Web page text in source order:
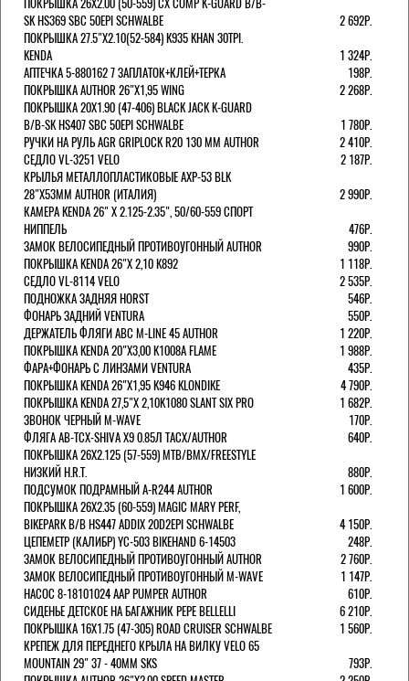
SK HS369 SBC 50EPI SCHWALBE
2 692Р.
ПОКРЫШКА 27.5"Х2.10(52-584) K935 KHAN 30TPI.
KENDA
1 324Р.
АПТЕЧКА 5-880162 7 ЗАПЛАТОК+КЛЕЙ+ТЕРКА
198Р.
ПОКРЫШКА AUTHOR 26"Х1,95 WING
2 268Р.
ПОКРЫШКА 20X1.90 (47-406) BLACK JACK K-GUARD
B/B-SK HS407 SBC 50EPI SCHWALBE
1 780Р.
РУЧКИ НА РУЛЬ AGR GRIPLOCK R20 130 ММ AUTHOR
2 410Р.
СЕДЛО VL-3251 VELO
2 187Р.
КРЫЛЬЯ МЕТАЛЛОПЛАСТИКОВЫЕ AXP-53 BLK
28"Х53ММ AUTHOR (ИТАЛИЯ)
2 990Р.
КАМЕРА KENDA 26" Х 2.125-2.35", 50/60-559 СПОРТ
НИППЕЛЬ
476Р.
ЗАМОК ВЕЛОСИПЕДНЫЙ ПРОТИВОУГОННЫЙ AUTHOR
990Р.
ПОКРЫШКА KENDA 26"Х 2,10 K892
1 118Р.
СЕДЛО VL-8114 VELO
2 535Р.
ПОДНОЖКА ЗАДНЯЯ HORST
546Р.
ФОНАРЬ ЗАДНИЙ VENTURA
550Р.
ДЕРЖАТЕЛЬ ФЛЯГИ АВС M-LINE 45 AUTHOR
1 220Р.
ПОКРЫШКА KENDA 20"Х3,00 K1008A FLAME
1 988Р.
ФАРА+ФОНАРЬ С ЛИНЗАМИ VENTURA
435Р.
ПОКРЫШКА KENDA 26"Х1,95 K946 KLONDIKE
4 790Р.
ПОКРЫШКА KENDA 27,5"Х 2,10K1080 SLANT SIX PRO
1 682Р.
ЗВОНОК ЧЕРНЫЙ M-WAVE
170Р.
ФЛЯГА AB-TCX-SHIVA X9 0.85Л TACX/AUTHOR
640Р.
ПОКРЫШКА 26X2.125 (57-559) MTB/BMX/FREESTYLE
НИЗКИЙ H.R.T.
880Р.
ПОДСУМОК ПОДРАМНЫЙ A-R244 AUTHOR
1 600Р.
ПОКРЫШКА 26X2.35 (60-559) MAGIC MARY PERF,
BIKEPARK B/B HS447 ADDIX 20D2EPI SCHWALBE
4 150Р.
ЦЕПЕМЕТР (КАЛИБР) YC-503 BIKEHAND 6-14503
248Р.
ЗАМОК ВЕЛОСИПЕДНЫЙ ПРОТИВОУГОННЫЙ AUTHOR
2 760Р.
ЗАМОК ВЕЛОСИПЕДНЫЙ ПРОТИВОУГОННЫЙ M-WAVE
1 147Р.
НАСОС 8-18101024 AAP PUMPER AUTHOR
610Р.
СИДЕНЬЕ ДЕТСКОЕ НА БАГАЖНИК PEPE BELLELLI
6 210Р.
ПОКРЫШКА 16X1.75 (47-305) ROAD CRUISER SCHWALBE
1 560Р.
КРЕПЕЖ ДЛЯ ПЕРЕДНЕГО КРЫЛА НА ВИЛКУ VELO 65
MOUNTAIN 29" 37 - 40ММ SKS
793Р.